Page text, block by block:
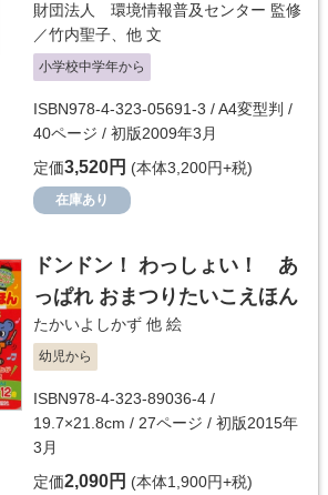
財団法人 環境情報普及センター 監修
／竹内聖子 、他 文
小学校中学年から
ISBN978-4-323-05691-3 / A4変型判 /
40ページ / 初版2009年3月
定価3,520円 (本体3,200円+税)
在庫あり
ドンドン！ わっしょい！ あ
っぱれ おまつりたいこえほん
たかいよしかず 他 絵
幼児から
ISBN978-4-323-89036-4 /
19.7×21.8cm / 27ページ / 初版2015年
3月
定価2,090円 (本体1,900円+税)